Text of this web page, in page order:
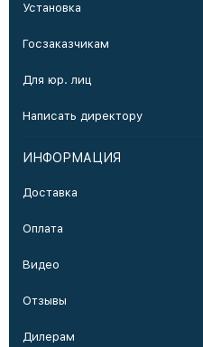
Установка
Госзаказчикам
Для юр. лиц
Написать директору
ИНФОРМАЦИЯ
Доставка
Оплата
Видео
Отзывы
Дилерам